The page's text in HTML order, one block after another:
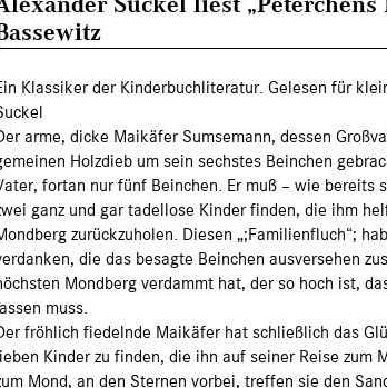
Klassiker der Kinderbuchliteratur. Gelesen für
arme, dicke Maikäfer Sumsemann, dessen
Holzdieb um sein sechstes Beinchen
fortan nur fünf Beinchen. Er muß – wie bereits
ganz und gar tadellose Kinder finden, die ihm
zurückzuholen. Diesen „;Familienfluch“;
die das besagte Beinchen ausversehen
Mondberg verdammt hat, der so hoch ist,
muss.
fröhlich fiedelnde Maikäfer hat schließlich das
Kinder zu finden, die ihn auf seiner Reise zum
Mond, an den Sternen vorbei, treffen sie den